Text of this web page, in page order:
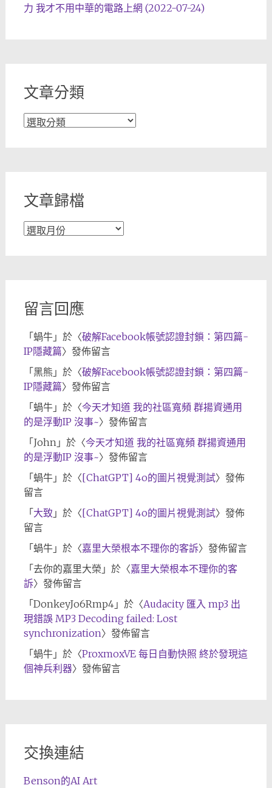
力 我才不用中華的電路上網 (2022-07-24)
文章分類
文
文章歸檔
文
留言回應
「 蝸牛」於〈破解Facebook帳號認證封鎖：第四篇-
IP隱藏篇〉發佈留言
「 黑熊 」於〈破解Facebook帳號認證封鎖：第四篇-
IP隱藏篇〉發佈留言
「 蝸牛」於〈今天才知道 我的社區寬頻 群揚資通用
的是浮動IP 沒事~〉發佈留言
「 John」於〈今天才知道 我的社區寬頻 群揚資通用
的是浮動IP 沒事~〉發佈留言
「 蝸牛」於〈[ChatGPT] 4o的圖片視覺測試〉發佈
留言
「 大致 」於〈[ChatGPT] 4o的圖片視覺測試〉發佈
留言
「 蝸牛」於〈嘉里大榮根本不理你的客訴〉發佈留言
「 去你的嘉里大榮 」於〈嘉里大榮根本不理你的客
訴〉發佈留言
「 DonkeyJo6Rmp4」於〈Audacity 匯入 mp3 出
現錯誤 MP3 Decoding failed: Lost
synchronization〉發佈留言
「 蝸牛」於〈ProxmoxVE 每日自動快照 終於發現這
個神兵利器〉發佈留言
交換連結
Benson的AI Art